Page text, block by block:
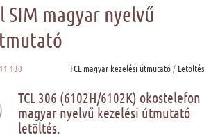
SIM magyar nyelvű
11 130 TCL magyar kezelési útmutató/ Letöltés
TCL 306 (6102H/6102K) okostelefon
magyar nyelvű kezelési útmutató
letöltés.